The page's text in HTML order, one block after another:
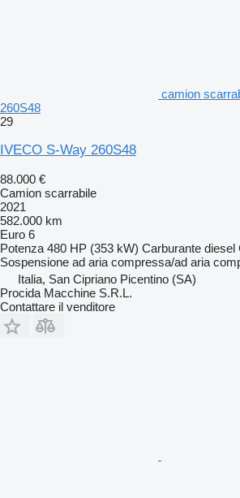
camion
260S48
29
IVECO S-Way 260S48
88.000 €
Camion scarrabile
2021
582.000 km
Euro 6
Potenza 480 HP (353 kW) Carburante diesel
Sospensione ad aria compressa/ad aria
Italia, San Cipriano Picentino (SA)
Procida Macchine S.R.L.
Contattare il venditore